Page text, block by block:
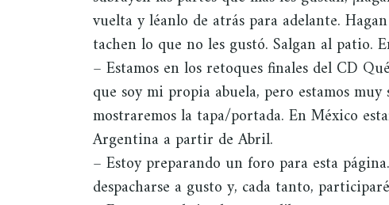
vuelta y léanlo de atrás para adelante.
tachen lo que no les gustó. Salgan al patio.
– Estamos en los retoques finales del CD
que soy mi propia abuela, pero estamos
mostraremos la tapa/portada. En México
Argentina a partir de Abril.
– Estoy preparando un foro para esta
despacharse a gusto y, cada tanto,